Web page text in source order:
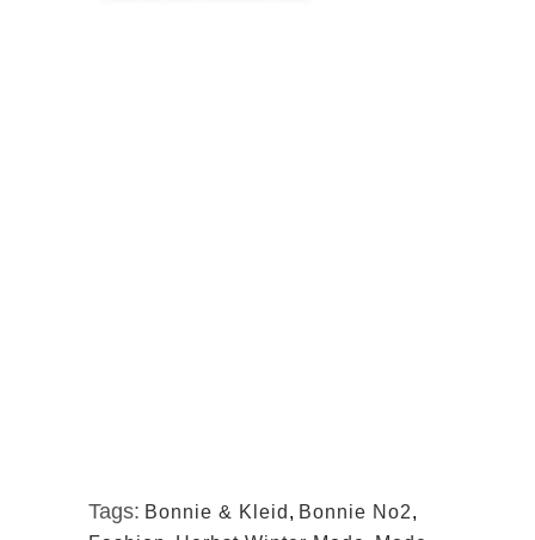
Tags: Bonnie & Kleid , Bonnie No2,